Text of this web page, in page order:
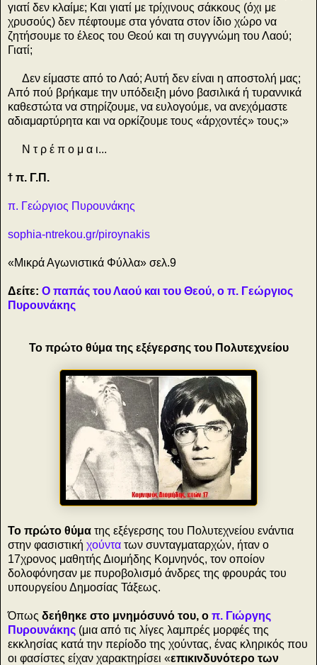
γιατί δεν κλαίμε; Και γιατί με τρίχινους σάκκους (όχι με
χρυσούς) δεν πέφτουμε στα γόνατα στον ίδιο χώρο να
ζητήσουμε το έλεος του Θεού και τη συγγνώμη του Λαού;
Γιατί;
Δεν είμαστε από το Λαό; Αυτή δεν είναι η αποστολή μας;
Από πού βρήκαμε την υπόδειξη μόνο βασιλικά ή τυραννικά
καθεστώτα να στηρίζουμε, να ευλογούμε, να ανεχόμαστε
αδιαμαρτύρητα και να ορκίζουμε τους «άρχοντές» τους;»
Ν τ ρ έ π ο μ α ι...
ϯ π. Γ.Π.
π. Γεώργιος Πυρουνάκης
sophia-ntrekou.gr/piroynakis
«Μικρά Αγωνιστικά Φύλλα» σελ.9
Δείτε: Ο παπάς του Λαού και του Θεού, ο π. Γεώργιος
Πυρουνάκης
Το πρώτο θύμα της εξέγερσης του Πολυτεχνείου
Το πρώτο θύμα της εξέγερσης του Πολυτεχνείου ενάντια
στην φασιστική χούντα των συνταγματαρχών, ήταν ο
17χρονος μαθητής Διομήδης Κομνηνός, τον οποίον
δολοφόνησαν με πυροβολισμό άνδρες της φρουράς του
υπουργείου Δημοσίας Τάξεως.
Όπως δεήθηκε στο μνημόσυνό του, ο π. Γιώργης
Πυρουνάκης (μια από τις λίγες λαμπρές μορφές της
εκκλησίας κατά την περίοδο της χούντας, ένας κληρικός που
οι φασίστες είχαν χαρακτηρίσει «επικινδυνότερο των